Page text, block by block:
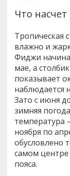
Что
Тропическая
влажно и
Фиджи
мае, а
показывает
наблюдается
Зато с июня
зимняя
температура
ноября по
обусловлено
самом центре
пояса.